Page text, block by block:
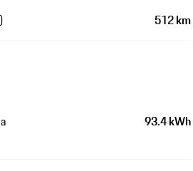
512 km
93.4 kWh